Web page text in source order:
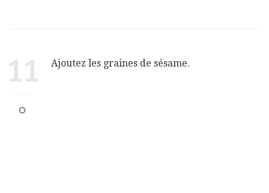
11 Ajoutez les graines de sésame.